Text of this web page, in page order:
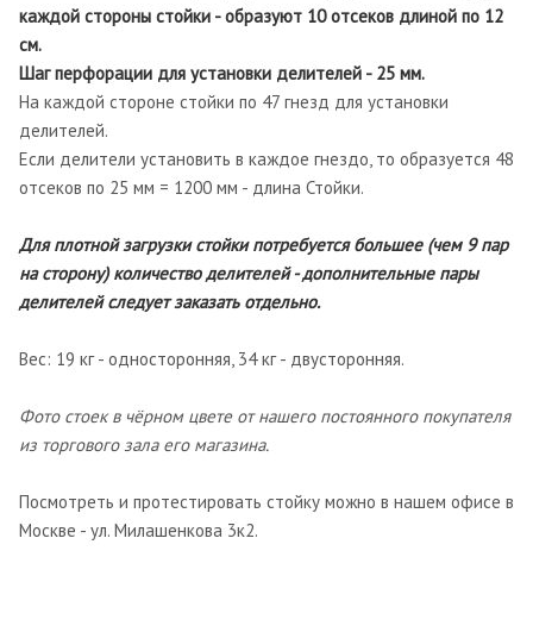
каждой стороны стойки - образуют 10 отсеков длиной по 12
см.
Шаг перфорации для установки делителей - 25 мм.
На каждой стороне стойки по 47 гнезд для установки
делителей.
Если делители установить в каждое гнездо, то образуется 48
отсеков по 25 мм = 1200 мм - длина Стойки.
Для плотной загрузки стойки потребуется большее (чем 9 пар
на сторону) количество делителей - дополнительные пары
делителей следует заказать отдельно.
Вес: 19 кг - односторонняя, 34 кг - двусторонняя.
Фото стоек в чёрном цвете от нашего постоянного покупателя
из торгового зала его магазина.
Посмотреть и протестировать стойку можно в нашем офисе в
Москве - ул. Милашенкова 3к2.